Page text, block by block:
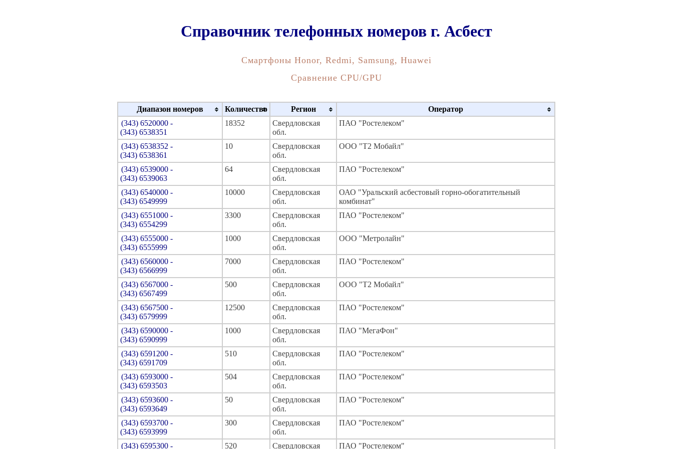
Справочник телефонных номеров г. Асбест
Смартфоны Honor, Redmi, Samsung, Huawei
Сравнение CPU/GPU
Диапазон номеров Количество Регион
Оператор
(343) 6520000 -
(343) 6538351
18352
Свердловская
обл.
ПАО "Ростелеком"
(343) 6538352 -
(343) 6538361
10
Свердловская
обл.
ООО "Т2 Мобайл"
(343) 6539000 -
(343) 6539063
64
Свердловская
обл.
ПАО "Ростелеком"
(343) 6540000 -
(343) 6549999
10000
Свердловская
обл.
ОАО "Уральский асбестовый горно-обогатительный
комбинат"
(343) 6551000 -
(343) 6554299
3300
Свердловская
обл.
ПАО "Ростелеком"
(343) 6555000 -
(343) 6555999
1000
Свердловская
обл.
ООО "Метролайн"
(343) 6560000 -
(343) 6566999
7000
Свердловская
обл.
ПАО "Ростелеком"
(343) 6567000 -
(343) 6567499
500
Свердловская
обл.
ООО "Т2 Мобайл"
(343) 6567500 -
(343) 6579999
12500
Свердловская
обл.
ПАО "Ростелеком"
(343) 6590000 -
(343) 6590999
1000
Свердловская
обл.
ПАО "МегаФон"
(343) 6591200 -
(343) 6591709
510
Свердловская
обл.
ПАО "Ростелеком"
(343) 6593000 -
(343) 6593503
504
Свердловская
обл.
ПАО "Ростелеком"
(343) 6593600 -
(343) 6593649
50
Свердловская
обл.
ПАО "Ростелеком"
(343) 6593700 -
(343) 6593999
300
Свердловская
обл.
ПАО "Ростелеком"
(343) 6595300 - 520 Свердловская ПАО "Ростелеком"